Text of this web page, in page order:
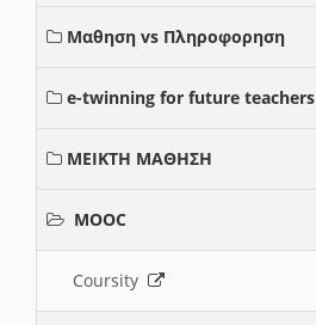
Μαθηση vs Πληροφορηση
e-twinning for future teachers
ΜΕΙΚΤΗ ΜΑΘΗΣΗ
MOOC
Coursity